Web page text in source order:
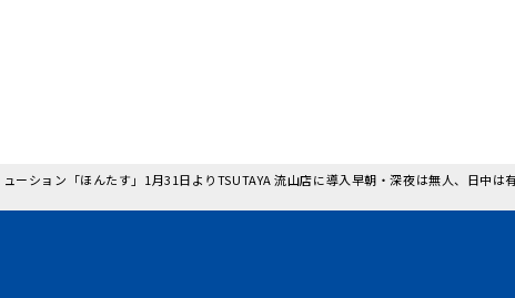
ーション「ほんたす」1月31日よりTSUTAYA 流山店に導入早朝・深夜は無人、日中は